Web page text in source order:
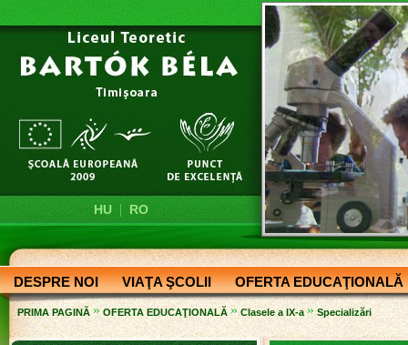
HU| RO
DESPRE NOI VIAŢA ŞCOLII OFERTA EDUCAŢIONALĂ
PRIMA PAGINĂ » OFERTA EDUCAŢIONALĂ » Clasele a IX-a » Specializări